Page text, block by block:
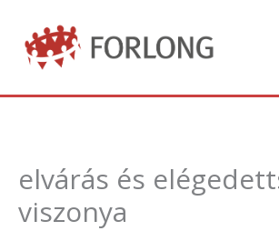
content
elvárás és
viszonya